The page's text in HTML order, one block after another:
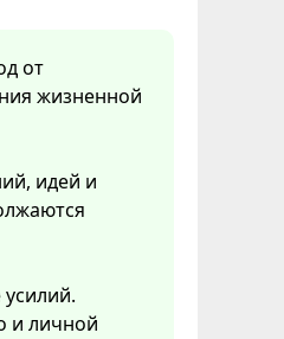
от
жизненной
идей и
и личной